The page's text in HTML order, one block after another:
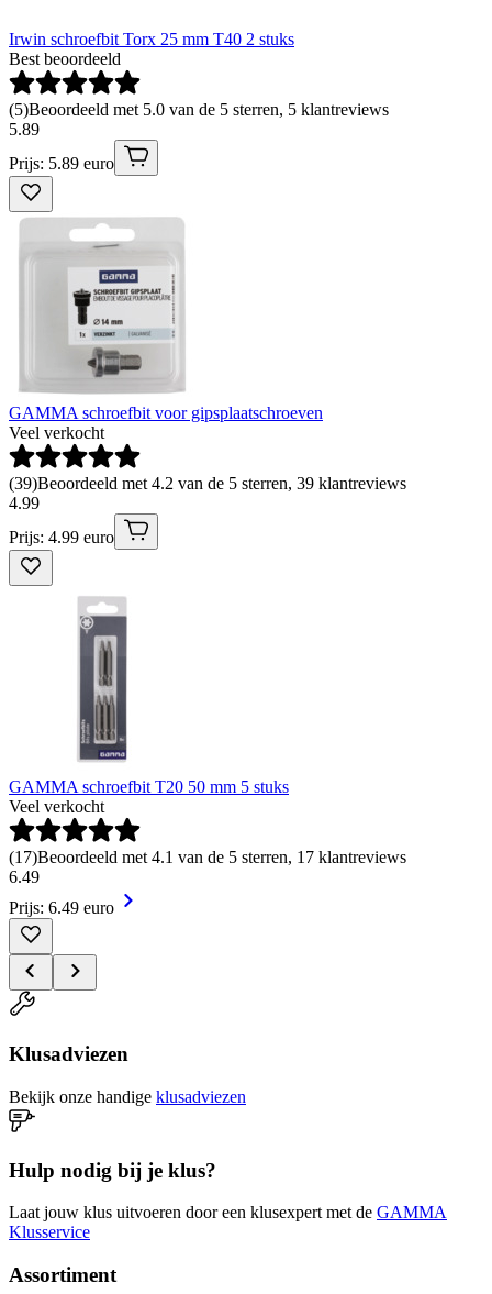
Irwin schroefbit Torx 25 mm T40 2 stuks
Best beoordeeld
(5)Beoordeeld met 5.0 van de 5 sterren, 5 klantreviews
5.89
Prijs: 5.89 euro
GAMMA schroefbit voor gipsplaatschroeven
Veel verkocht
(39)Beoordeeld met 4.2 van de 5 sterren, 39 klantreviews
4.99
Prijs: 4.99 euro
GAMMA schroefbit T20 50 mm 5 stuks
Veel verkocht
(17)Beoordeeld met 4.1 van de 5 sterren, 17 klantreviews
6.49
Prijs: 6.49 euro
Klusadviezen
Bekijk onze handige klusadviezen
Hulp nodig bij je klus?
Laat jouw klus uitvoeren door een klusexpert met de GAMMA
Klusservice
Assortiment